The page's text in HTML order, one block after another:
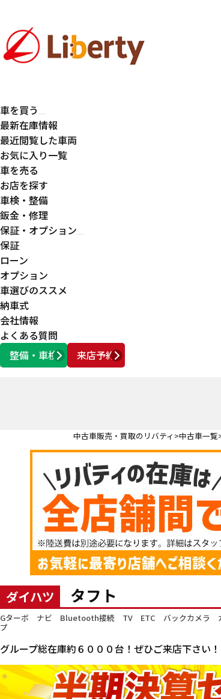
車を買う
最新在庫情報
最近閲覧した車両
お気に入り一覧
車を売る
お店を探す
車検・整備
鈑金・修理
保証・オプション
保証
ローン
オプション
車選びのススメ
納車式
会社情報
よくある質問
整備・車検
来店予約
営業時間 AM10:00 ～ PM6:00
中古車販売・買取のリバティ 中古車一覧
ダイハツ タフト
Gターボ ナビ Bluetooth接続 TV ETC バックカメラ ガ
プ
グループ総在庫約６０００台！ぜひご来店下さい！